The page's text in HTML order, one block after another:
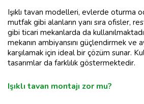
Işıklı tavan modelleri, evlerde oturma
mutfak gibi alanların yanı sıra ofisler,
gibi ticari mekanlarda da
mekanın ambiyansını güçlendirmek ve
karşılamak için ideal bir çözüm sunar.
tasarımlar da farklılık göstermektedir.
Işıklı tavan montajı zor mu?